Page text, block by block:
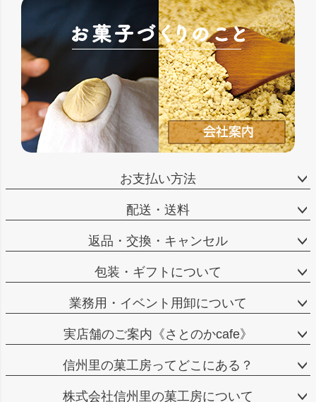
お支払い方法
配送・送料
返品・交換・キャンセル
包装・ギフトについて
業務用・イベント用卸について
実店舗のご案内《さとのかcafe》
信州里の菓工房ってどこにある？
株式会社信州里の菓工房について